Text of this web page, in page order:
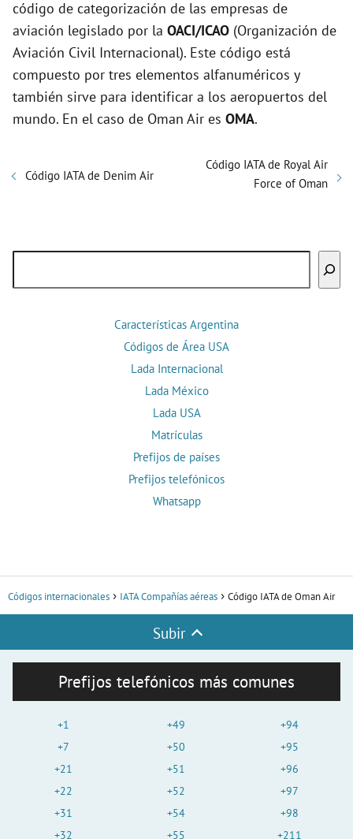
código de categorización de las empresas de
aviación legislado por la OACI/ICAO (Organización de
Aviación Civil Internacional). Este código está
compuesto por tres elementos alfanuméricos y
también sirve para identificar a los aeropuertos del
mundo. En el caso de Oman Air es OMA.
Código IATA de Denim Air
Código IATA de Royal Air
Force of Oman
Características Argentina
Códigos de Área USA
Lada Internacional
Lada México
Lada USA
Matrículas
Prefijos de países
Prefijos telefónicos
Whatsapp
Códigos internacionales IATA Compañías aéreas Código IATA de Oman Air
Subir
Prefijos telefónicos más comunes
+1
+7
+21
+22
+31
+32
+49
+50
+51
+52
+54
+55
+94
+95
+96
+97
+98
+211